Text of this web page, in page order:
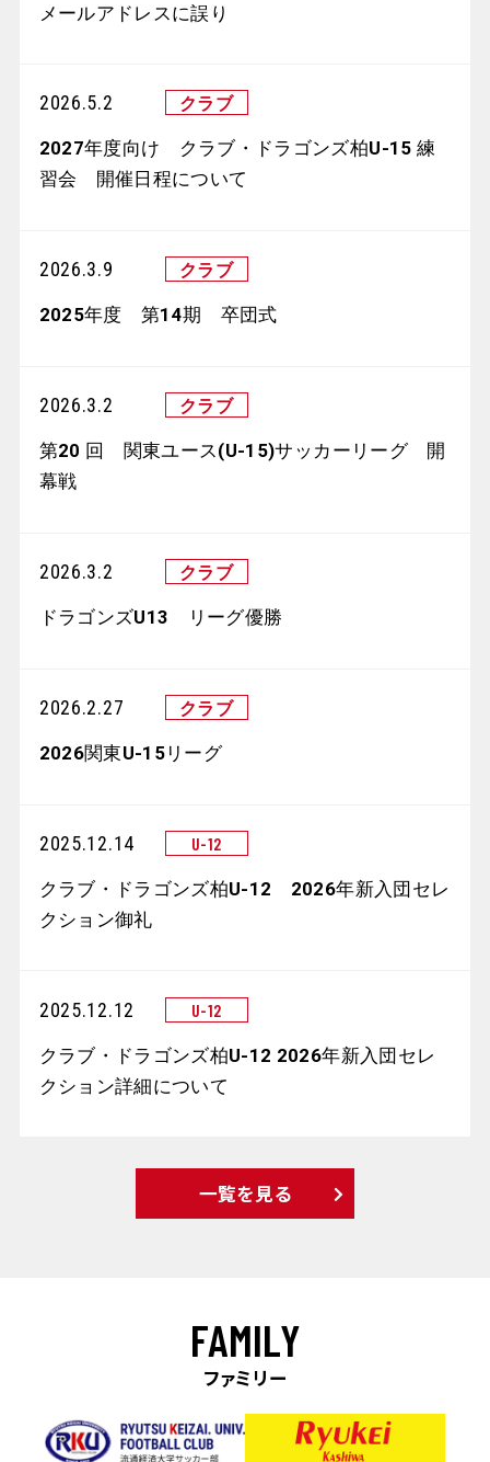
メールアドレスに誤り
2026.5.2
2027年度向け クラブ・ドラゴンズ柏U-15 練
習会 開催日程について
2026.3.9
2025年度 第14期 卒団式
2026.3.2
第20 回 関東ユース(U-15)サッカーリーグ 開
幕戦
2026.3.2
ドラゴンズU13 リーグ優勝
2026.2.27
2026関東U-15リーグ
2025.12.14
クラブ・ドラゴンズ柏U-12 2026年新入団セレ
クション御礼
2025.12.12
クラブ・ドラゴンズ柏U-12 2026年新入団セレ
クション詳細について
一覧を見る
FAMILY
ファミリー